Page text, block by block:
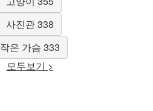
사진관 338
작은 가슴 333
모두보기 >